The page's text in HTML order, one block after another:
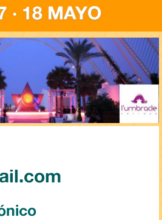
· 18 MAYO
aquí